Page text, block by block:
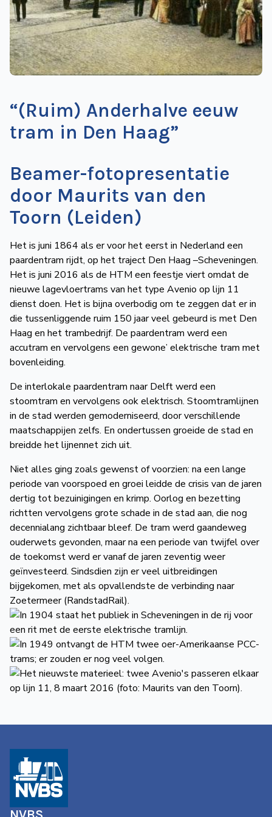
de
NVBS
Wegwijzer
Mijn
NVBS
“(Ruim) Anderhalve eeuw
tram in Den Haag”
Beamer-fotopresentatie
door Maurits van den
Toorn (Leiden)
Het is juni 1864 als er voor het eerst in Nederland een
paardentram rijdt, op het traject Den Haag –Scheveningen.
Het is juni 2016 als de HTM een feestje viert omdat de
nieuwe lagevloertrams van het type Avenio op lijn 11
dienst doen. Het is bijna overbodig om te zeggen dat er in
die tussenliggende ruim 150 jaar veel gebeurd is met Den
Haag en het trambedrijf. De paardentram werd een
accutram en vervolgens een gewone’ elektrische tram met
bovenleiding.
De interlokale paardentram naar Delft werd een
stoomtram en vervolgens ook elektrisch. Stoomtramlijnen
in de stad werden gemoderniseerd, door verschillende
maatschappijen zelfs. En ondertussen groeide de stad en
breidde het lijnennet zich uit.
Niet alles ging zoals gewenst of voorzien: na een lange
periode van voorspoed en groei leidde de crisis van de jaren
dertig tot bezuinigingen en krimp. Oorlog en bezetting
richtten vervolgens grote schade in de stad aan, die nog
decennialang zichtbaar bleef. De tram werd gaandeweg
ouderwets gevonden, maar na een periode van twijfel over
de toekomst werd er vanaf de jaren zeventig weer
geïnvesteerd. Sindsdien zijn er veel uitbreidingen
bijgekomen, met als opvallendste de verbinding naar
Zoetermeer (RandstadRail).